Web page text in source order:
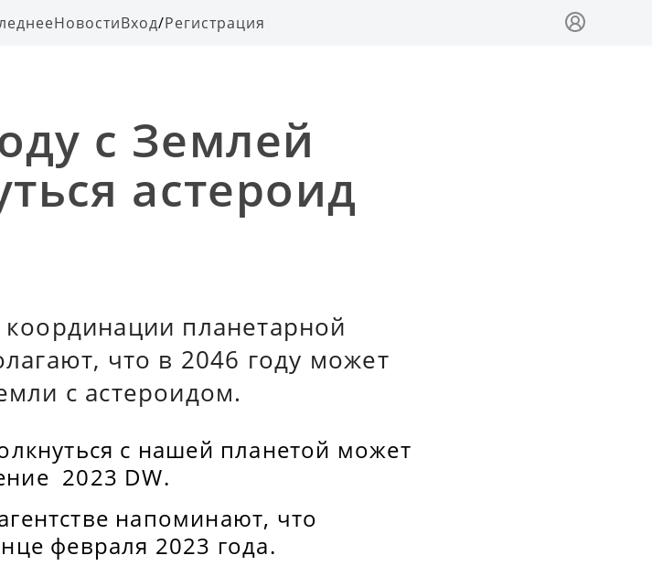
НовостиВход/Регистрация
с Землей
астероид
планетарной
что в 2046 году может
с астероидом.
с нашей планетой может
2023 DW.
напоминают, что
февраля 2023 года.